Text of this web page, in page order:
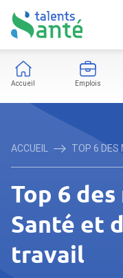
Accueil Emplois
ACCUEIL TOP 6 DES
Top 6
Santé et
travail